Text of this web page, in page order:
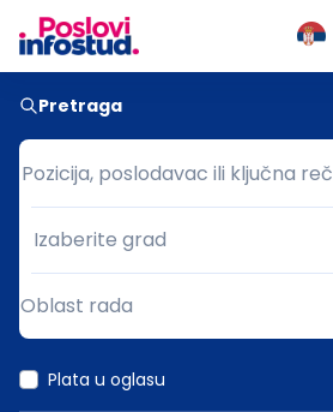
Pretraga
Pozicija, poslodavac ili ključna reč
Pozicija, poslodavac ili ključna reč
Grad
Izaberite grad
Oblast rada
Plata u oglasu